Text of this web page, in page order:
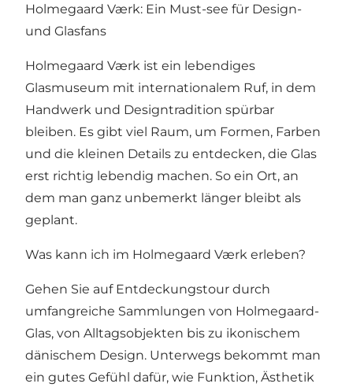
Holmegaard Værk: Ein Must-see für Design-
und Glasfans
Holmegaard Værk ist ein lebendiges
Glasmuseum mit internationalem Ruf, in dem
Handwerk und Designtradition spürbar
bleiben. Es gibt viel Raum, um Formen, Farben
und die kleinen Details zu entdecken, die Glas
erst richtig lebendig machen. So ein Ort, an
dem man ganz unbemerkt länger bleibt als
geplant.
Was kann ich im Holmegaard Værk erleben?
Gehen Sie auf Entdeckungstour durch
umfangreiche Sammlungen von Holmegaard-
Glas, von Alltagsobjekten bis zu ikonischem
dänischem Design. Unterwegs bekommt man
ein gutes Gefühl dafür, wie Funktion, Ästhetik